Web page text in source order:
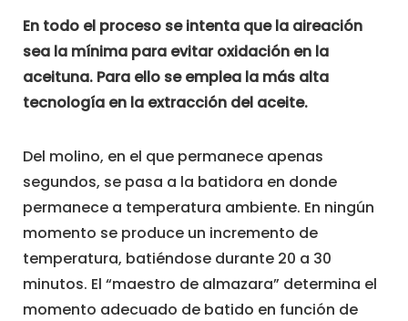
En todo el proceso se intenta que la aireación
sea la mínima para evitar oxidación en la
aceituna. Para ello se emplea la más alta
tecnología en la extracción del aceite.
Del molino, en el que permanece apenas
segundos, se pasa a la batidora en donde
permanece a temperatura ambiente. En ningún
momento se produce un incremento de
temperatura, batiéndose durante 20 a 30
minutos. El “maestro de almazara” determina el
momento adecuado de batido en función de